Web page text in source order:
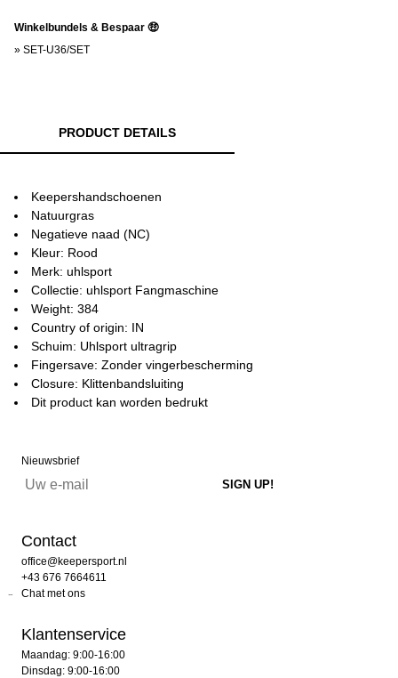
Winkelbundels & Bespaar 🤑
» SET-U36/SET
PRODUCT DETAILS
Keepershandschoenen
Natuurgras
Negatieve naad (NC)
Kleur: Rood
Merk: uhlsport
Collectie: uhlsport Fangmaschine
Weight: 384
Country of origin: IN
Schuim: Uhlsport ultragrip
Fingersave: Zonder vingerbescherming
Closure: Klittenbandsluiting
Dit product kan worden bedrukt
Nieuwsbrief
Contact
office@keepersport.nl
+43 676 7664611
Chat met ons
Klantenservice
Maandag: 9:00-16:00
Dinsdag: 9:00-16:00